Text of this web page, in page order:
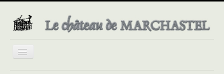
Basculer
la